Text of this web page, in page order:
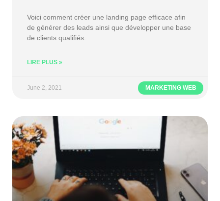
MARKETING WEB
Voici comment créer une landing page efficace afin
de générer des leads ainsi que développer une base
de clients qualifiés.
LIRE PLUS »
June 2, 2021